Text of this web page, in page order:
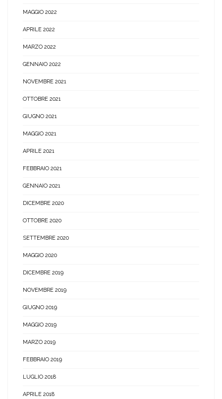
MAGGIO 2022
APRILE 2022
MARZO 2022
GENNAIO 2022
NOVEMBRE 2021
OTTOBRE 2021
GIUGNO 2021
MAGGIO 2021
APRILE 2021
FEBBRAIO 2021
GENNAIO 2021
DICEMBRE 2020
OTTOBRE 2020
SETTEMBRE 2020
MAGGIO 2020
DICEMBRE 2019
NOVEMBRE 2019
GIUGNO 2019
MAGGIO 2019
MARZO 2019
FEBBRAIO 2019
LUGLIO 2018
APRILE 2018